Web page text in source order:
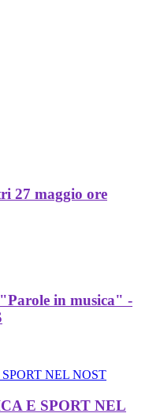
27 maggio ore
in musica" -
E SPORT NEL